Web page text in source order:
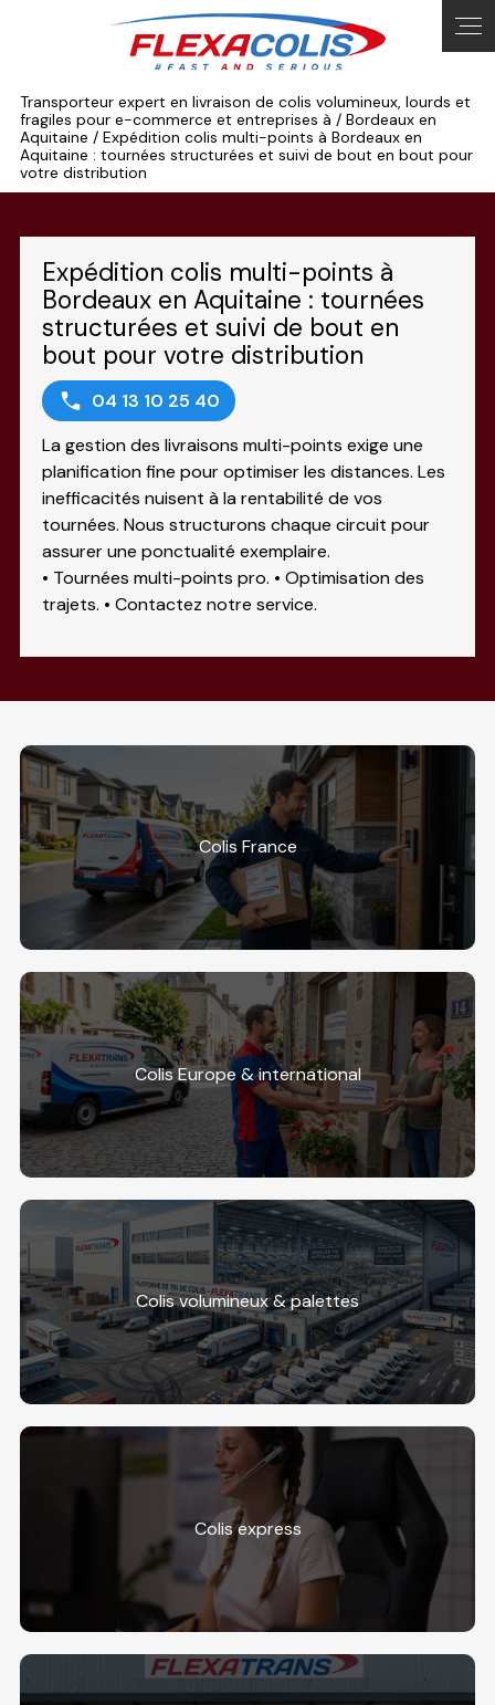
Transporteur expert en livraison de colis volumineux, lourds et
fragiles pour e-commerce et entreprises à / Bordeaux en
Aquitaine / Expédition colis multi-points à Bordeaux en
Aquitaine : tournées structurées et suivi de bout en bout pour
votre distribution
Expédition colis multi-points à
Bordeaux en Aquitaine : tournées
structurées et suivi de bout en
bout pour votre distribution
04 13 10 25 40
La gestion des livraisons multi-points exige une
planification fine pour optimiser les distances. Les
inefficacités nuisent à la rentabilité de vos
tournées. Nous structurons chaque circuit pour
assurer une ponctualité exemplaire.
• Tournées multi-points pro. • Optimisation des
trajets. • Contactez notre service.
Colis France
Colis Europe & international
Colis volumineux & palettes
Colis express
Panneau de gestion des cookies